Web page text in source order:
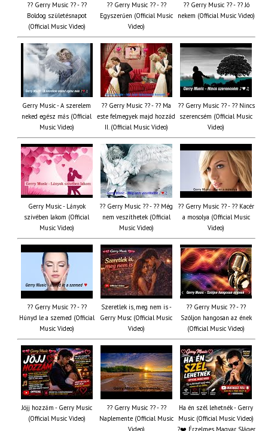
?? Gerry Music ?? - ??
Boldog születésnapot
(Official Music Video)
?? Gerry Music ?? - ??
Egyszerűen (Official Music
Video)
?? Gerry Music ?? - ?? Jó
nekem (Official Music Video)
Gerry Music - A szerelem
neked egész más (Official
Music Video)
?? Gerry Music ?? - ?? Ma
este felmegyek majd hozzád
II. (Official Music Video)
?? Gerry Music ?? - ?? Nincs
szerencsém (Official Music
Video)
Gerry Music - Lányok
szívében lakom (Official
Music Video)
?? Gerry Music ?? - ?? Még
nem veszíthetek (Official
Music Video)
?? Gerry Music ?? - ?? Kacér
a mosolya (Official Music
Video)
?? Gerry Music ?? - ??
Húnyd le a szemed (Official
Music Video)
Szeretlek is, meg nem is -
Gerry Musc (Official Music
Video)
?? Gerry Music ?? - ??
Szóljon hangosan az ének
(Official Music Video)
Jöjj hozzám - Gerry Music
(Official Music Video)
?? Gerry Music ?? - ??
Naplemente (Official Music
Ha én szél lehetnék - Gerry
Music (Official Music Video)